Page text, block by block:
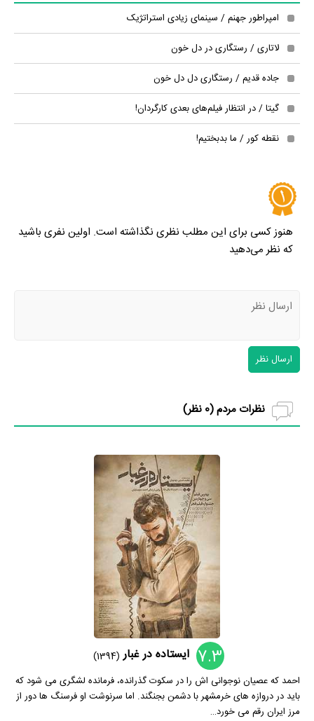
امپراطور جهنم / سینمای زیادی‌ استراتژیک
لاتاری / رستگاری در دل خون
جاده قدیم / رستگاری دل دل خون
گیتا / در انتظار فیلم‌های بعدی کارگردان!
نقطه کور / ما بدبختیم!
هنوز کسی برای این مطلب نظری نگذاشته است. اولین نفری باشید
که نظر می‌دهید
ارسال نظر
نظرات مردم (0 نظر)
7.3 ایستاده در‌ غبار (1394)
احمد که عصیان نوجوانی اش را در سکوت گذرانده، فرمانده لشگری می شود که
باید در دروازه های خرمشهر با دشمن بجنگند. اما سرنوشت او فرسنگ ها دور از
مرز ایران رقم می خورد…